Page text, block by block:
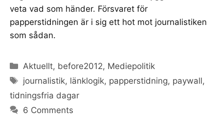
veta vad som händer. Försvaret för
papperstidningen är i sig ett hot mot journalistiken
som sådan.
Categories
Aktuellt, before2012, Mediepolitik
Tags
journalistik, länklogik, papperstidning, paywall,
tidningsfria dagar
6 Comments